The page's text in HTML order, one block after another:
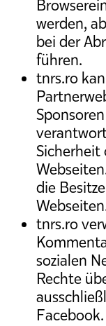
werden,
bei der
führen.
tnrs.ro
Sicherheit
die
tnrs.ro
sozialen
Rechte
Facebook.